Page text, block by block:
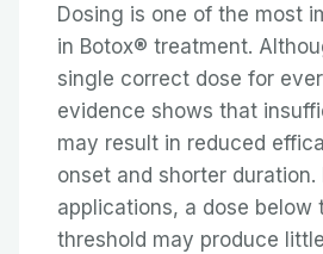
Dosing is one of the most
in Botox® treatment.
single correct dose for
evidence shows that
may result in reduced
onset and shorter
applications, a dose below
threshold may produce